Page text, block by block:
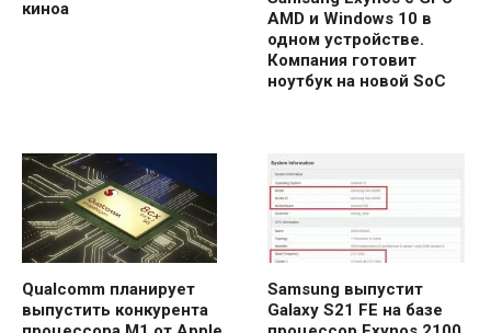
киноа
AMD и Windows 10 в
одном устройстве.
Компания готовит
ноутбук на новой SoC
Qualcomm планирует
выпустить конкурента
Samsung выпустит
Galaxy S21 FE на базе